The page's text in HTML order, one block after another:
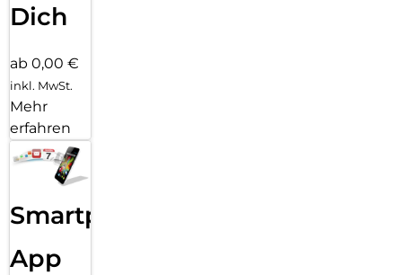
Dich
ab 0,00 €
inkl. MwSt.
Mehr
erfahren
Smartphone
App